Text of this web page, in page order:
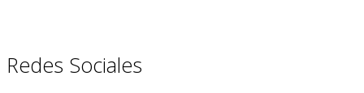
Redes Sociales